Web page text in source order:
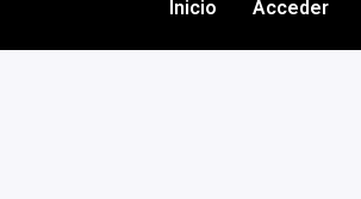
Inicio Acceder